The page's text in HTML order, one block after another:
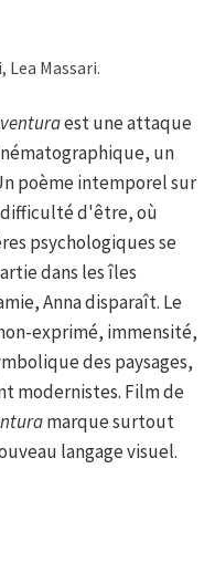
Massari.
est une attaque
un
poème intemporel sur
difficulté d'être, où
psychologiques se
dans les îles
Anna disparaît. Le
exprimé, immensité,
des paysages,
modernistes. Film de
marque surtout
langage visuel.